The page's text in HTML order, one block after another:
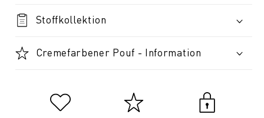
Stoffkollektion
Cremefarbener Pouf - Information